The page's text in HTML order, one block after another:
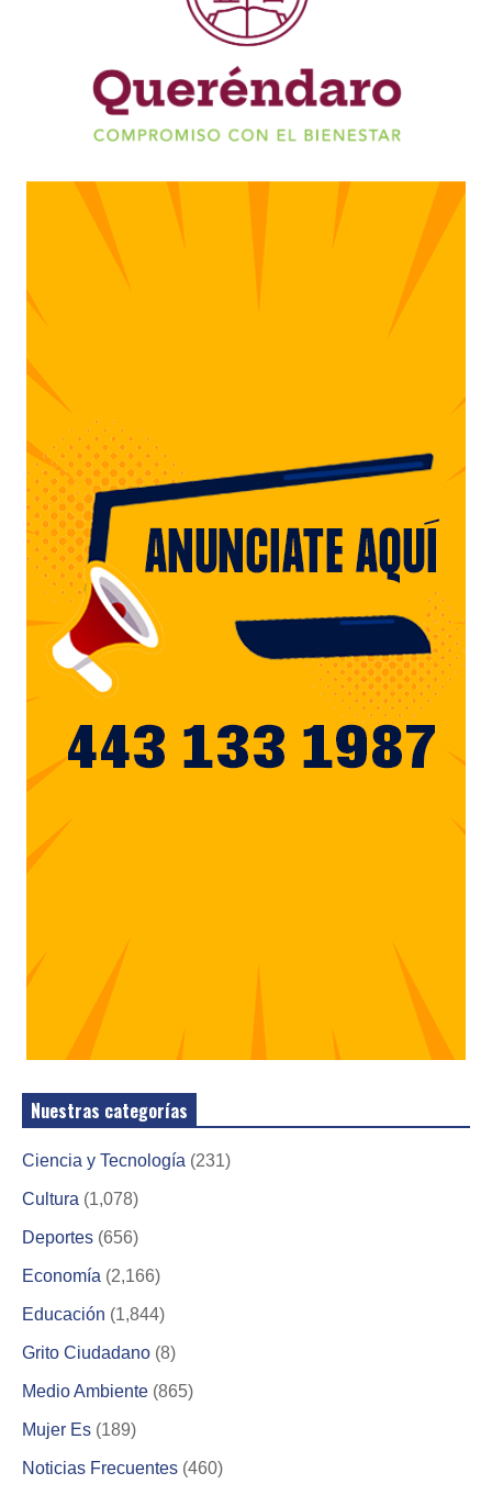
Nuestras categorías
Ciencia y Tecnología (231)
Cultura (1,078)
Deportes (656)
Economía (2,166)
Educación (1,844)
Grito Ciudadano (8)
Medio Ambiente (865)
Mujer Es (189)
Noticias Frecuentes (460)